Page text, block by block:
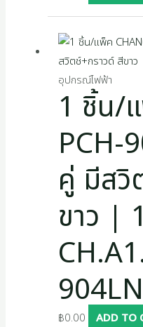
อุปกรณ์ไฟฟ้า
1 ชิ้น/
PCH-
คู่ มีสวิ
ขาว |
904LN
฿0.00 ADD TO